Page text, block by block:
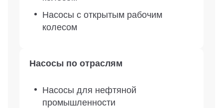
Насосы с открытым рабочим
колесом
Насосы по отраслям
Насосы для нефтяной
промышленности